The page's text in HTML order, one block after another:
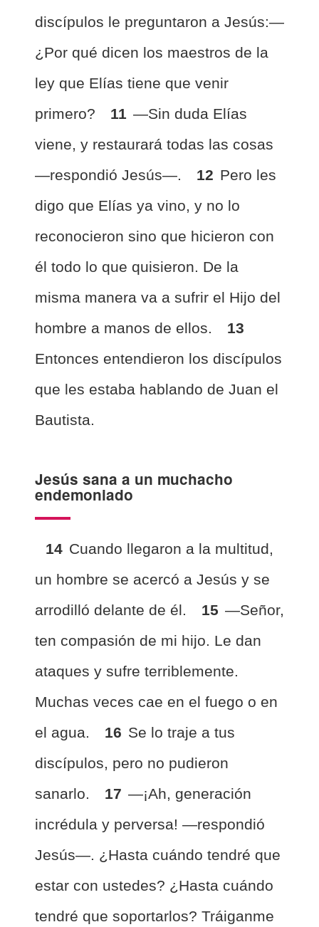
discípulos le preguntaron a Jesús:—
¿Por qué dicen los maestros de la
ley que Elías tiene que venir
primero?
11 —Sin duda Elías
viene, y restaurará todas las cosas
—respondió Jesús—.
12 Pero les
digo que Elías ya vino, y no lo
reconocieron sino que hicieron con
él todo lo que quisieron. De la
misma manera va a sufrir el Hijo del
hombre a manos de ellos.
13
Entonces entendieron los discípulos
que les estaba hablando de Juan el
Bautista.
Jesús sana a un muchacho
endemoniado
14 Cuando llegaron a la multitud,
un hombre se acercó a Jesús y se
arrodilló delante de él.
15 —Señor,
ten compasión de mi hijo. Le dan
ataques y sufre terriblemente.
Muchas veces cae en el fuego o en
el agua.
16 Se lo traje a tus
discípulos, pero no pudieron
sanarlo.
17 —¡Ah, generación
incrédula y perversa! —respondió
Jesús—. ¿Hasta cuándo tendré que
estar con ustedes? ¿Hasta cuándo
tendré que soportarlos? Tráiganme